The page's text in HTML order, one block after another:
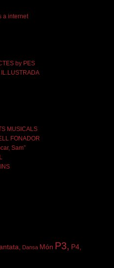
a internet
by PES
IL.LUSTRADA
MUSICALS
FONADOR
Sam”
Dansa Món P3, P4,